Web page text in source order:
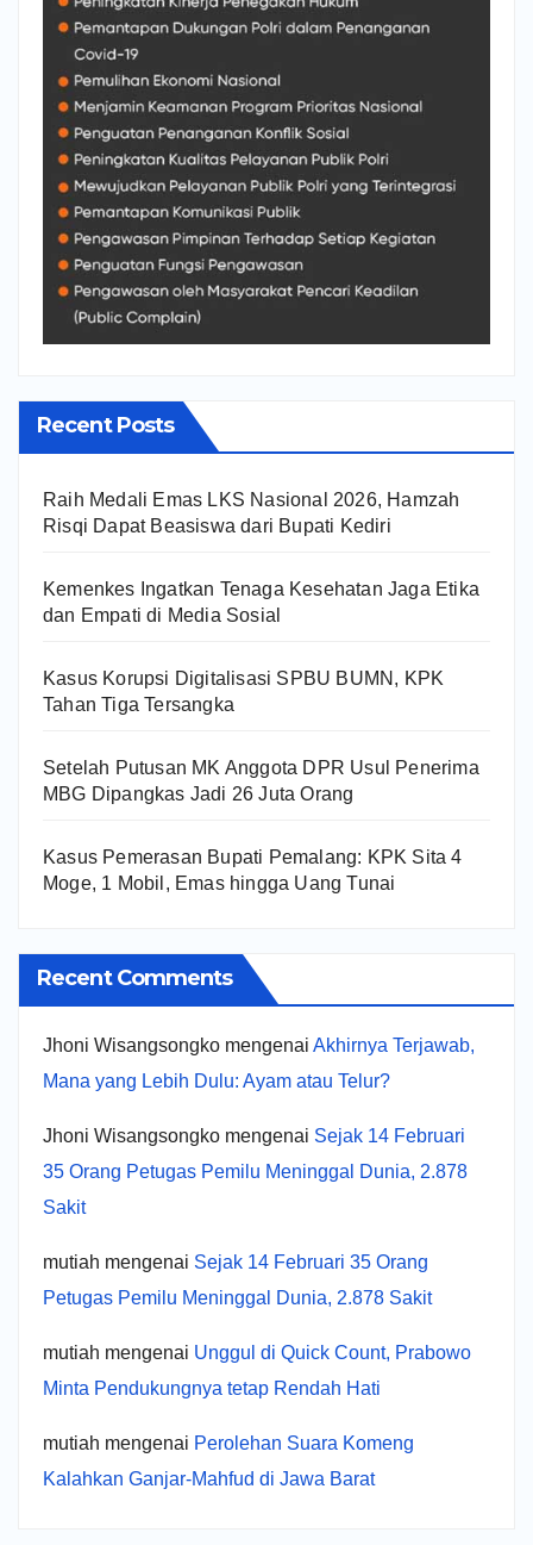
Recent Posts
Raih Medali Emas LKS Nasional 2026, Hamzah
Risqi Dapat Beasiswa dari Bupati Kediri
Kemenkes Ingatkan Tenaga Kesehatan Jaga Etika
dan Empati di Media Sosial
Kasus Korupsi Digitalisasi SPBU BUMN, KPK
Tahan Tiga Tersangka
Setelah Putusan MK Anggota DPR Usul Penerima
MBG Dipangkas Jadi 26 Juta Orang
Kasus Pemerasan Bupati Pemalang: KPK Sita 4
Moge, 1 Mobil, Emas hingga Uang Tunai
Recent Comments
Jhoni Wisangsongko mengenai Akhirnya Terjawab,
Mana yang Lebih Dulu: Ayam atau Telur?
Jhoni Wisangsongko mengenai Sejak 14 Februari
35 Orang Petugas Pemilu Meninggal Dunia, 2.878
Sakit
mutiah mengenai Sejak 14 Februari 35 Orang
Petugas Pemilu Meninggal Dunia, 2.878 Sakit
mutiah mengenai Unggul di Quick Count, Prabowo
Minta Pendukungnya tetap Rendah Hati
mutiah mengenai Perolehan Suara Komeng
Kalahkan Ganjar-Mahfud di Jawa Barat